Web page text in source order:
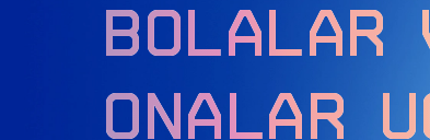
BOLALAR
ONALAR